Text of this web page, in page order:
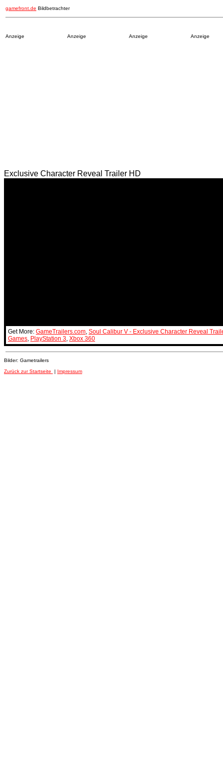
gamefront.de Bildbetrachter
Anzeige Anzeige Anzeige Anzeige
Exclusive Character Reveal Trailer HD
Get More: GameTrailers.com, Soul Calibur V - Exclusive Character Reveal
Games, PlayStation 3, Xbox 360
Bilder: Gametrailers
Zurück zur Startseite
| Impressum